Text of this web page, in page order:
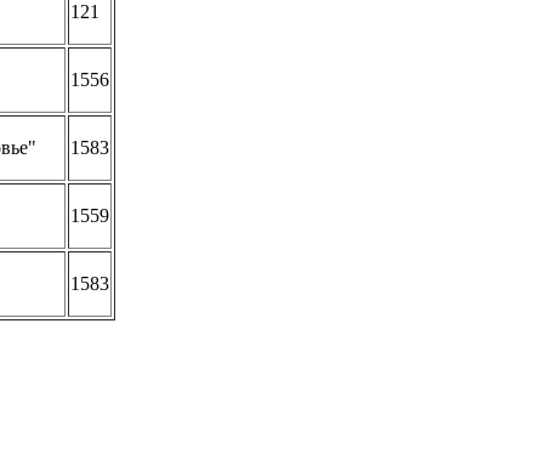
121
1556
1583
1559
1583